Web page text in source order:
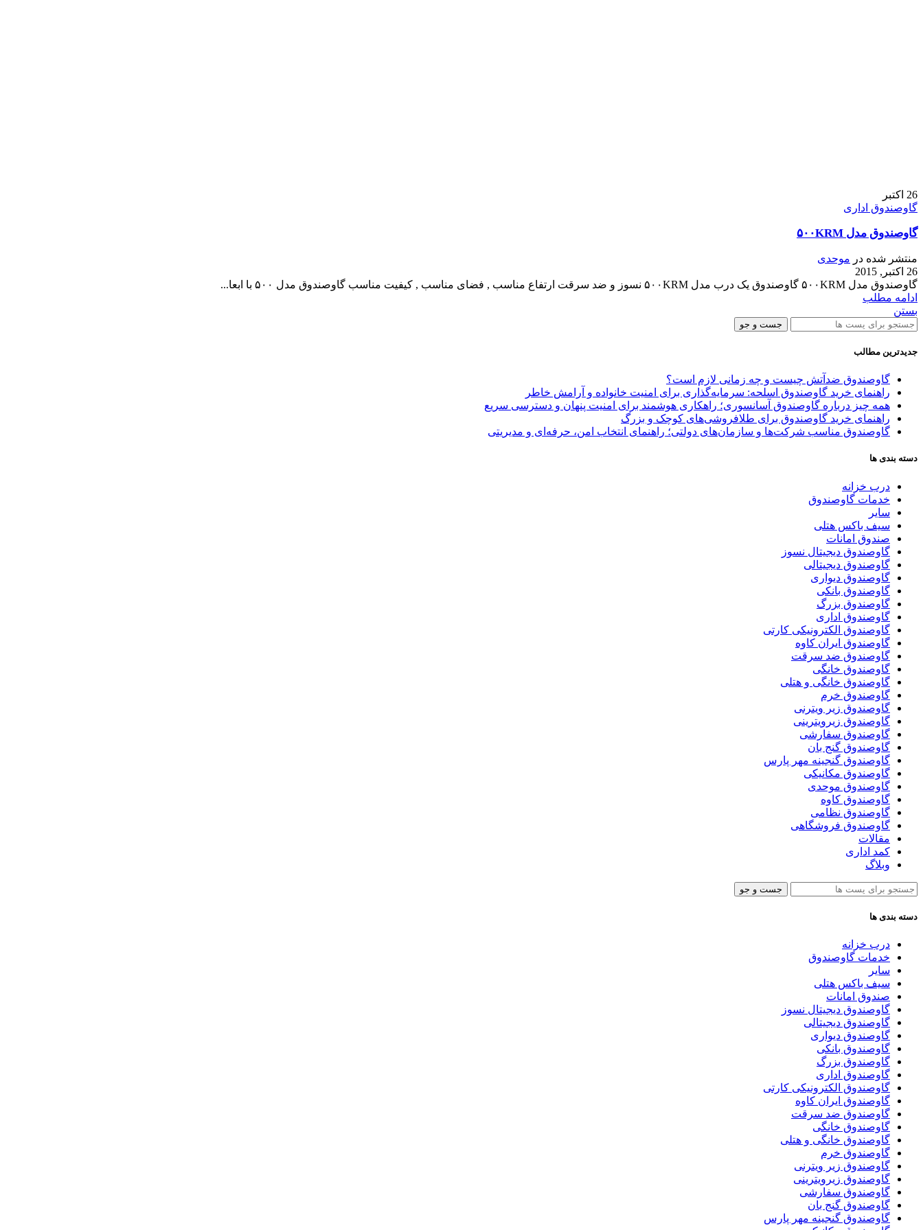
26 اکتبر
گاوصندوق اداری
گاوصندوق مدل ۵۰۰KRM
منتشر شده در موحدی
26 اکتبر, 2015
گاوصندوق مدل ۵۰۰KRM گاوصندوق یک درب مدل ۵۰۰KRM نسوز و ضد سرقت ارتفاع مناسب , فضای مناسب , کیفیت مناسب گاوصندوق مدل ۵۰۰ با ابعا...
ادامه مطلب
بستن
جست و جو
جدیدترین مطالب
گاوصندوق ضدآتش چیست و چه زمانی لازم است؟
راهنمای خرید گاوصندوق اسلحه: سرمایه‌گذاری برای امنیت خانواده و آرامش خاطر
همه چیز درباره گاوصندوق آسانسوری؛ راهکاری هوشمند برای امنیت پنهان و دسترسی سریع
راهنمای خرید گاوصندوق برای طلافروشی‌های کوچک و بزرگ
گاوصندوق مناسب شرکت‌ها و سازمان‌های دولتی؛ راهنمای انتخاب امن، حرفه‌ای و مدیریتی
دسته بندی ها
درب خزانه
خدمات گاوصندوق
سایر
سیف باکس هتلی
صندوق امانات
گاوصندوق دیجیتال نسوز
گاوصندوق دیجیتالی
گاوصندوق دیواری
گاوصندوق بانکی
گاوصندوق بزرگ
گاوصندوق اداری
گاوصندوق الکترونیکی کارتی
گاوصندوق ایران کاوه
گاوصندوق ضد سرقت
گاوصندوق خانگی
گاوصندوق خانگی و هتلی
گاوصندوق خرم
گاوصندوق زیر ویترنی
گاوصندوق زیرویترینی
گاوصندوق سفارشی
گاوصندوق گنج بان
گاوصندوق گنجینه مهر پارس
گاوصندوق مکانیکی
گاوصندوق موحدی
گاوصندوق کاوه
گاوصندوق نظامی
گاوصندوق فروشگاهی
مقالات
کمد اداری
وبلاگ
جست و جو
دسته بندی ها
درب خزانه
خدمات گاوصندوق
سایر
سیف باکس هتلی
صندوق امانات
گاوصندوق دیجیتال نسوز
گاوصندوق دیجیتالی
گاوصندوق دیواری
گاوصندوق بانکی
گاوصندوق بزرگ
گاوصندوق اداری
گاوصندوق الکترونیکی کارتی
گاوصندوق ایران کاوه
گاوصندوق ضد سرقت
گاوصندوق خانگی
گاوصندوق خانگی و هتلی
گاوصندوق خرم
گاوصندوق زیر ویترنی
گاوصندوق زیرویترینی
گاوصندوق سفارشی
گاوصندوق گنج بان
گاوصندوق گنجینه مهر پارس